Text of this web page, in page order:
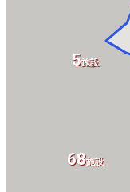
68施設
5施設